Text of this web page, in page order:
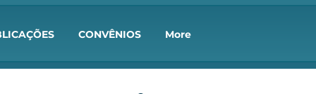
CONVÊNIOS More